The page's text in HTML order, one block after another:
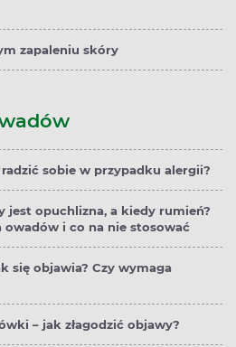
zapaleniu skóry
sobie w przypadku alergii?
jest opuchlizna, a kiedy rumień?
owadów i co na nie stosować
się objawia? Czy wymaga
– jak złagodzić objawy?